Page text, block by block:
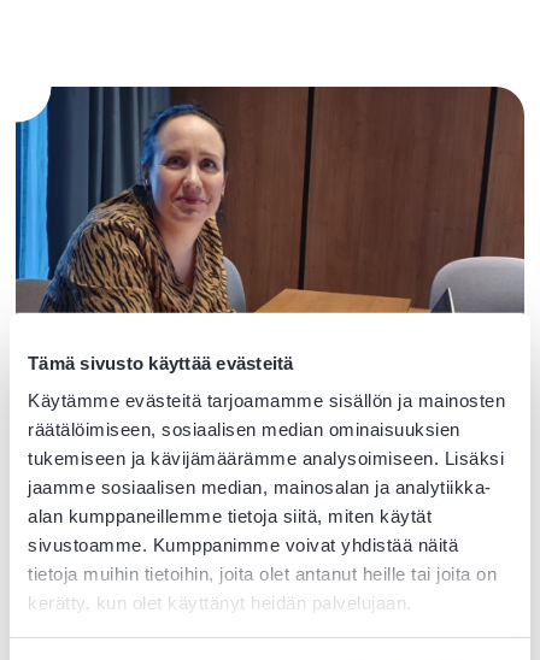
Tämä sivusto käyttää evästeitä
Käytämme evästeitä tarjoamamme sisällön ja mainosten
räätälöimiseen, sosiaalisen median ominaisuuksien
tukemiseen ja kävijämäärämme analysoimiseen. Lisäksi
jaamme sosiaalisen median, mainosalan ja analytiikka-
alan kumppaneillemme tietoja siitä, miten käytät
sivustoamme. Kumppanimme voivat yhdistää näitä
tietoja muihin tietoihin, joita olet antanut heille tai joita on
kerätty, kun olet käyttänyt heidän palvelujaan.
kulttuurikilpailusta
Hyvinvointia ja
sähköistymistä –talous- ja
hallintojohtajan blogi